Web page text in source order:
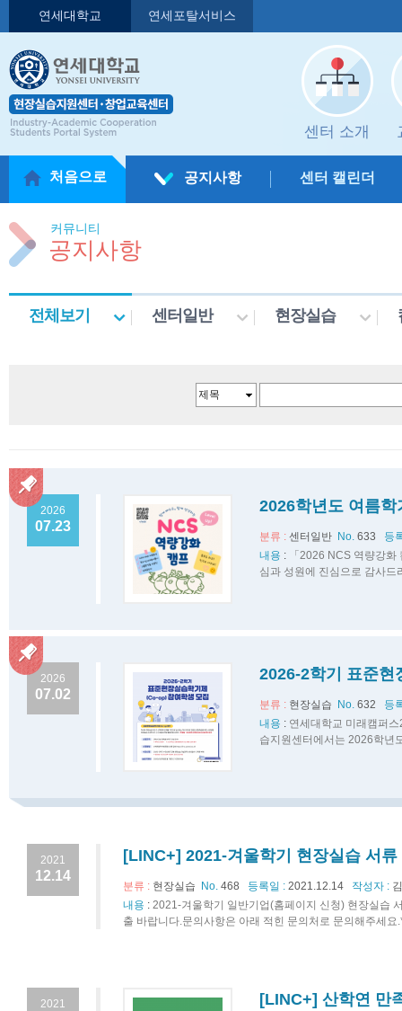
연세대학교 연세포탈서비스
센터 소개
처음으로 공지사항 센터 캘린더
커뮤니티
공지사항
전체보기 센터일반 현장실습
2026
07.23
2026학년도 여름
분류 : 센터일반 No. 633
등
내용 :
「2026 NCS 역량강
심과 성원에 진심으로 감사드
2026
07.02
2026-2학기 표준현
분류 : 현장실습 No. 632
등
내용 : 연세대학교 미래캠퍼
습지원센터에서는 2026학년
2021
12.14
[LINC+] 2021-겨울학기 현장실습 서
분류 : 현장실습 No. 468 등록일 : 2021.12.14 작성자 :
내용 : 2021-겨울학기 일반기업(홈페이지 신청) 현장실습
출 바랍니다.문의사항은 아래 적힌 문의처로 문의해주세
2021 [LINC+] 산학연 만